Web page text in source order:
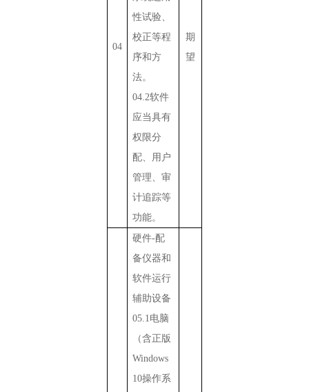
04
性试验、
校正等程
序和方
法。
04.2软件
应当具有
权限分
配、用户
管理、审
计追踪等
功能。
期
望
硬件-配
备仪器和
软件运行
辅助设备
05.1电脑
（含正版
Windows
10操作系